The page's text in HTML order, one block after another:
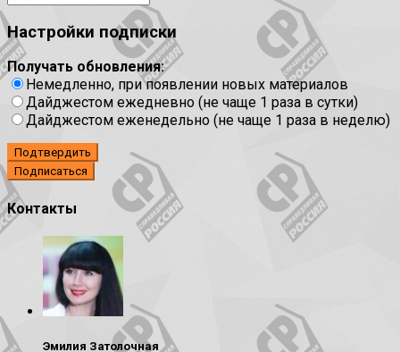
Настройки подписки
Получать обновления:
Немедленно, при появлении новых материалов
Дайджестом ежедневно (не чаще 1 раза в сутки)
Дайджестом еженедельно (не чаще 1 раза в неделю)
Подтвердить
Контакты
Эмилия Затолочная